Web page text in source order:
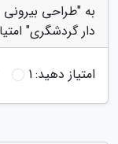
به "طراحی بیرونی
دار گردشگری"
امتیاز دهید:1